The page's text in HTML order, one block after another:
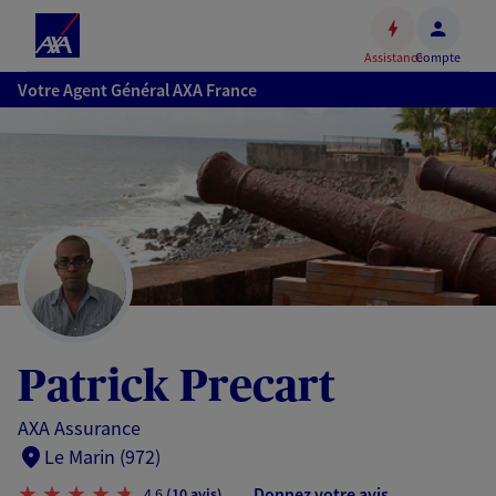
Accéder
au
principal
Accéder
au
pied
de
page
AssistanceCompte
Votre Agent Général AXA France
Patrick Precart
AXA Assurance
Le Marin (972)